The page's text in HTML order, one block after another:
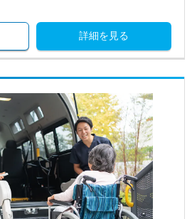
詳細を見る